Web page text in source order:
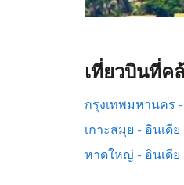
เที่ยวบินที่ค
กรุงเทพมหานคร -
เกาะสมุย - อินเดีย
หาดใหญ่ - อินเดีย